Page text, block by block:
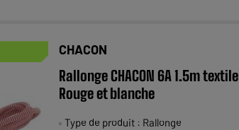
CHACON
Rallonge CHACON 6A 1.5m textile
Rouge et blanche
Type de produit : Rallonge